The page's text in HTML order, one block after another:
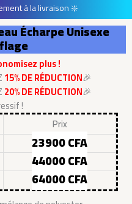
à la livraison ❇️
Écharpe Unisexe
plus !
15% DE RÉDUCTION🎉
20% DE RÉDUCTION🎉
!
Prix
23900 CFA
44000 CFA
64000 CFA